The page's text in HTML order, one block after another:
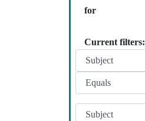
for
Current filters: